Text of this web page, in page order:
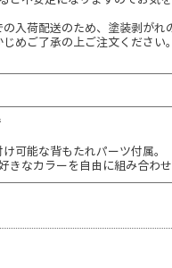
の入荷配送のため、塗装剥がれ
めご了承の上ご注文ください
可能な背もたれパーツ付属。
きなカラーを自由に組み合わせ